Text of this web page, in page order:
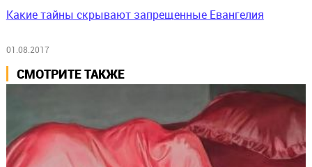
Какие тайны скрывают запрещенные Евангелия
01.08.2017
СМОТРИТЕ ТАКЖЕ